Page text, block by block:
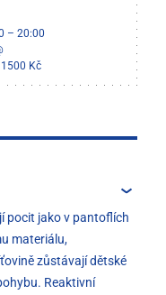
– 20:00
Kč
pocit jako v pantoflích
materiálu,
zůstávají dětské
Reaktivní